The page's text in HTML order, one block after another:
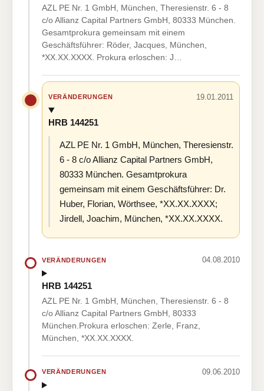
AZL PE Nr. 1 GmbH, München, Theresienstr. 6 - 8
c/o Allianz Capital Partners GmbH, 80333 München.
Gesamtprokura gemeinsam mit einem
Geschäftsführer: Röder, Jacques, München,
*XX.XX.XXXX. Prokura erloschen: J…
VERÄNDERUNGEN 19.01.2011
HRB 144251
AZL PE Nr. 1 GmbH, München, Theresienstr.
6 - 8 c/o Allianz Capital Partners GmbH,
80333 München. Gesamtprokura
gemeinsam mit einem Geschäftsführer: Dr.
Huber, Florian, Wörthsee, *XX.XX.XXXX;
Jirdell, Joachim, München, *XX.XX.XXXX.
VERÄNDERUNGEN 04.08.2010
HRB 144251
AZL PE Nr. 1 GmbH, München, Theresienstr. 6 - 8
c/o Allianz Capital Partners GmbH, 80333
München.Prokura erloschen: Zerle, Franz,
München, *XX.XX.XXXX.
VERÄNDERUNGEN 09.06.2010